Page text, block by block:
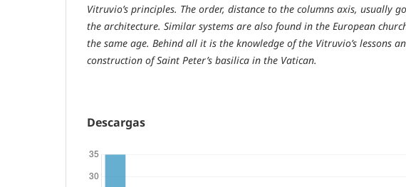
Vitruvio’s principles. The order, distance to the columns axis, usually
the architecture. Similar systems are also found in the European
the same age. Behind all it is the knowledge of the Vitruvio’s lessons
construction of Saint Peter’s basilica in the Vatican.
Descargas